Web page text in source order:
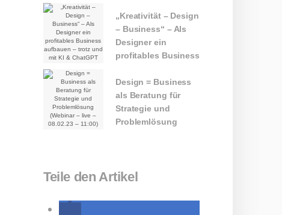
„Kreativität – Design
– Business“ – Als
Designer ein
profitables Business
und mit KI &
ChatGPT
Design = Business
als Beratung für
Strategie und
Problemlösung
Teile den Artikel